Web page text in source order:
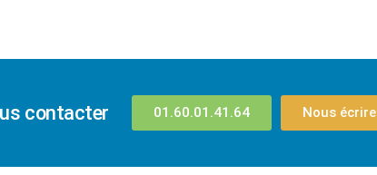
contacter 01.60.01.41.64 Nous écrire